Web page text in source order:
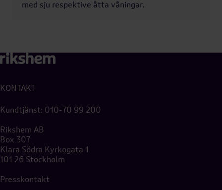
med sju respektive åtta våningar.
KONTAKT
Kundtjänst: 010-70 99 200
Rikshem AB
Box 307
Klara Södra Kyrkogata 1
101 26 Stockholm
Presskontakt